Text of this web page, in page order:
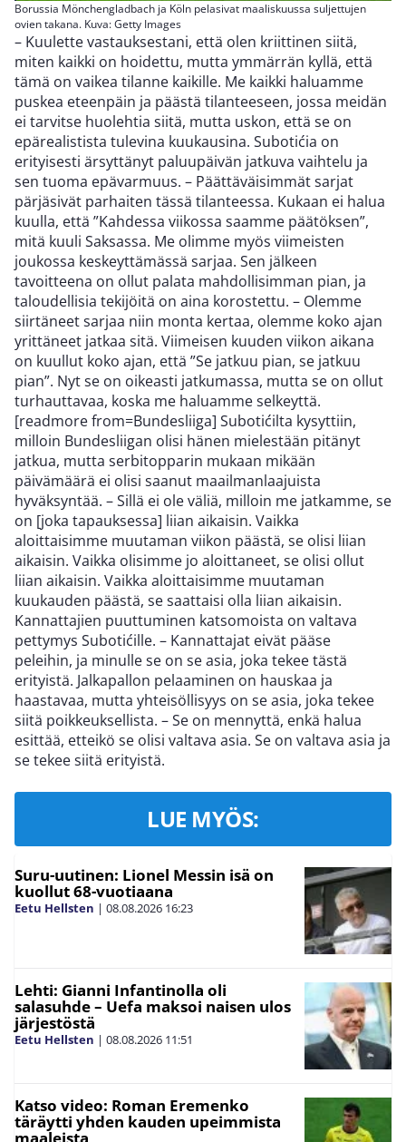
Borussia Mönchengladbach ja Köln pelasivat maaliskuussa suljettujen
ovien takana. Kuva: Getty Images
– Kuulette vastauksestani, että olen kriittinen siitä,
miten kaikki on hoidettu, mutta ymmärrän kyllä, että
tämä on vaikea tilanne kaikille. Me kaikki haluamme
puskea eteenpäin ja päästä tilanteeseen, jossa meidän
ei tarvitse huolehtia siitä, mutta uskon, että se on
epärealistista tulevina kuukausina. Subotićia on
erityisesti ärsyttänyt paluupäivän jatkuva vaihtelu ja
sen tuoma epävarmuus. – Päättäväisimmät sarjat
pärjäsivät parhaiten tässä tilanteessa. Kukaan ei halua
kuulla, että ”Kahdessa viikossa saamme päätöksen”,
mitä kuuli Saksassa. Me olimme myös viimeisten
joukossa keskeyttämässä sarjaa. Sen jälkeen
tavoitteena on ollut palata mahdollisimman pian, ja
taloudellisia tekijöitä on aina korostettu. – Olemme
siirtäneet sarjaa niin monta kertaa, olemme koko ajan
yrittäneet jatkaa sitä. Viimeisen kuuden viikon aikana
on kuullut koko ajan, että ”Se jatkuu pian, se jatkuu
pian”. Nyt se on oikeasti jatkumassa, mutta se on ollut
turhauttavaa, koska me haluamme selkeyttä.
[readmore from=Bundesliiga] Subotićilta kysyttiin,
milloin Bundesliigan olisi hänen mielestään pitänyt
jatkua, mutta serbitopparin mukaan mikään
päivämäärä ei olisi saanut maailmanlaajuista
hyväksyntää. – Sillä ei ole väliä, milloin me jatkamme, se
on [joka tapauksessa] liian aikaisin. Vaikka
aloittaisimme muutaman viikon päästä, se olisi liian
aikaisin. Vaikka olisimme jo aloittaneet, se olisi ollut
liian aikaisin. Vaikka aloittaisimme muutaman
kuukauden päästä, se saattaisi olla liian aikaisin.
Kannattajien puuttuminen katsomoista on valtava
pettymys Subotićille. – Kannattajat eivät pääse
peleihin, ja minulle se on se asia, joka tekee tästä
erityistä. Jalkapallon pelaaminen on hauskaa ja
haastavaa, mutta yhteisöllisyys on se asia, joka tekee
siitä poikkeuksellista. – Se on mennyttä, enkä halua
esittää, etteikö se olisi valtava asia. Se on valtava asia ja
se tekee siitä erityistä.
LUE MYÖS:
Suru-uutinen: Lionel Messin isä on
kuollut 68-vuotiaana
Eetu Hellsten | 08.08.2026 16:23
Lehti: Gianni Infantinolla oli
salasuhde – Uefa maksoi naisen ulos
järjestöstä
Eetu Hellsten | 08.08.2026 11:51
Katso video: Roman Eremenko
täräytti yhden kauden upeimmista